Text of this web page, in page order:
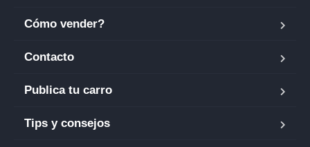
Cómo vender?
Contacto
Publica tu carro
Tips y consejos